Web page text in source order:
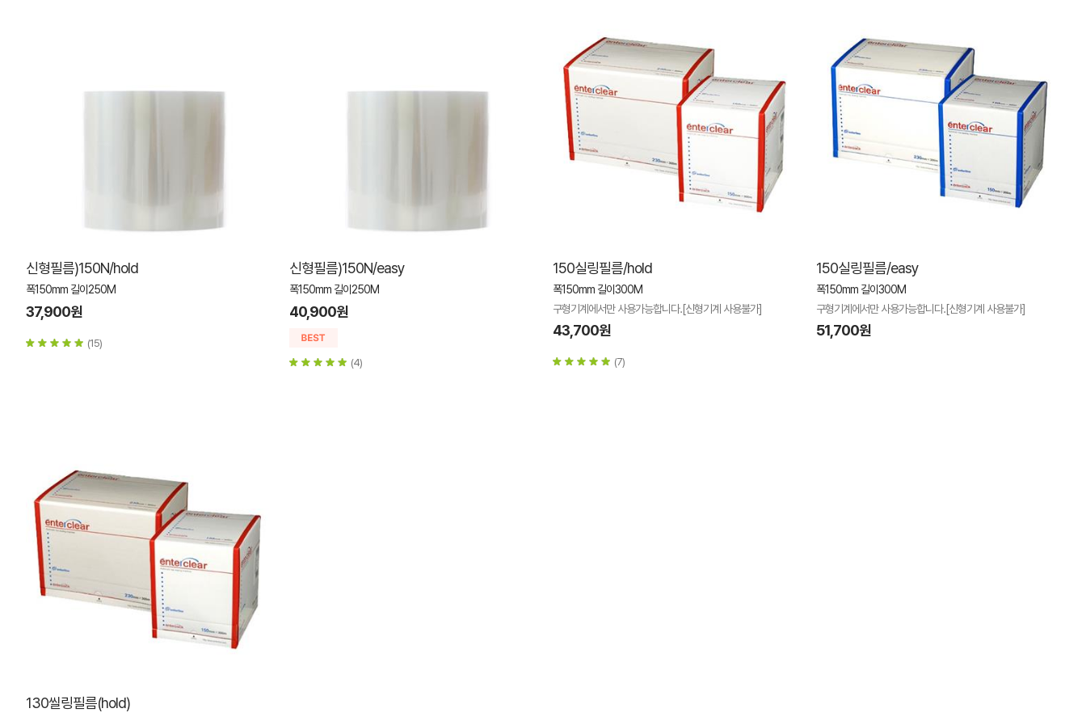
신형필름)150N/hold
폭150mm 길이250M
37,900원
(15)
신형필름)150N/easy
폭150mm 길이250M
40,900원
(4)
150실링필름/hold
폭150mm 길이300M
구형기계에서만 사용가능합니다.[신형기계 사용불가]
43,700원
(7)
150실링필름/easy
폭150mm 길이300M
구형기계에서만 사용가능합니다.[신형기계 사용불가]
51,700원
130씰링필름(hold)